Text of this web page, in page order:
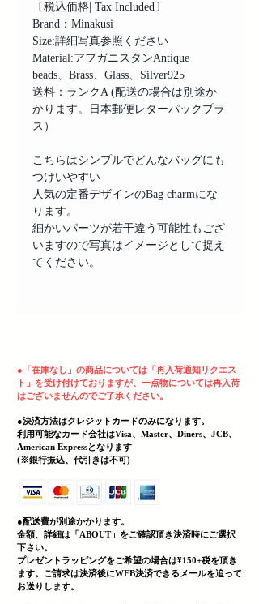
〔税込価格| Tax Included〕
Brand：Minakusi
Size:詳細写真参照ください
Material:アフガニスタンAntique
beads、Brass、Glass、Silver925
送料：ランクA (配送の場合は別途か
かります。日本郵便レターパックプラ
ス）
こちらはシンプルでどんなバッグにも
つけいやすい
人気の定番デザインのBag charmにな
ります。
細かいパーツが若干違う可能性もござ
いますので写真はイメージとして捉え
てください。
● 「在庫なし」の商品については「再入荷通知リクエス
ト」を受け付けておりますが、一点物については再入荷
はございませんのでご了承ください。
●決済方法はクレジットカードのみになります。
利用可能なカード会社はVisa、Master、Diners、JCB、
American Expressとなります
(​※銀行振込、代引きは不可)
●配送費が別途かかります。
金額、詳細は「 ABOUT」をご確認頂き決済時にご選択
下さい。
プレゼントラッピングをご希望の場合は¥150+税を頂き
ます。ご請求は決済後にWEB決済できるメールを追って
お送りします。